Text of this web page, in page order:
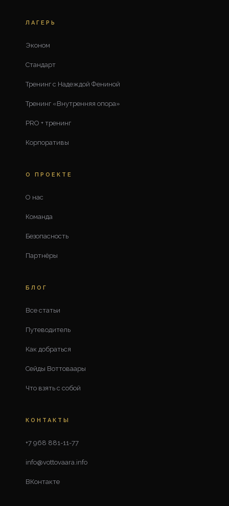
ЛАГЕРЬ
Эконом
Стандарт
Тренинг с Надеждой Фениной
Тренинг «Внутренняя опора»
PRO + тренинг
Корпоративы
О ПРОЕКТЕ
О нас
Команда
Безопасность
Партнёры
БЛОГ
Все статьи
Путеводитель
Как добраться
Сейды Воттоваары
Что взять с собой
КОНТАКТЫ
+7 968 881-11-77
info@vottovaara.info
ВКонтакте